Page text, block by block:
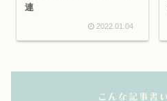
連
2022.01.04